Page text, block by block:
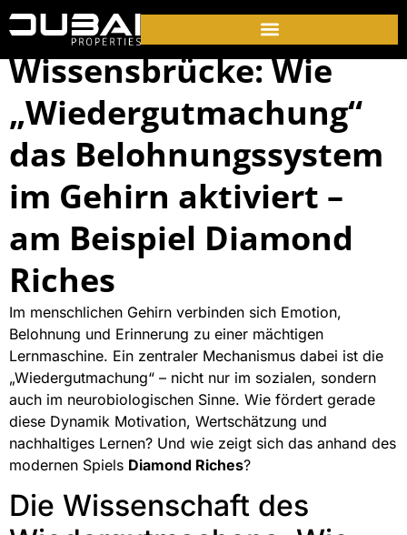
Wissensbrücke: Wie
„Wiedergutmachung“
das Belohnungssystem
im Gehirn aktiviert –
am Beispiel Diamond
Riches
Im menschlichen Gehirn verbinden sich Emotion,
Belohnung und Erinnerung zu einer mächtigen
Lernmaschine. Ein zentraler Mechanismus dabei ist die
„Wiedergutmachung“ – nicht nur im sozialen, sondern
auch im neurobiologischen Sinne. Wie fördert gerade
diese Dynamik Motivation, Wertschätzung und
nachhaltiges Lernen? Und wie zeigt sich das anhand des
modernen Spiels Diamond Riches?
Die Wissenschaft des